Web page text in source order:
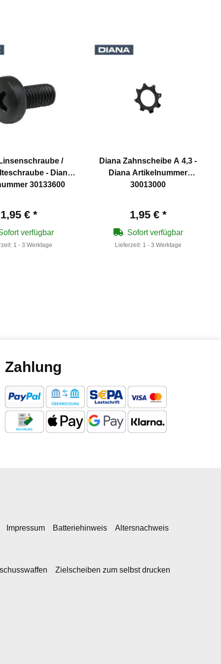
/
- Diana
30133600
1,95 € *
verfügbar
1 - 3 Werktage
Diana Zahnscheibe A 4,3 -
Diana Artikelnummer
30013000
1,95 € *
Sofort verfügbar
Lieferzeit: 1 - 3 Werktage
Zahlung
Impressum Batteriehinweis Altersnachweis
Zielscheiben zum selbst drucken